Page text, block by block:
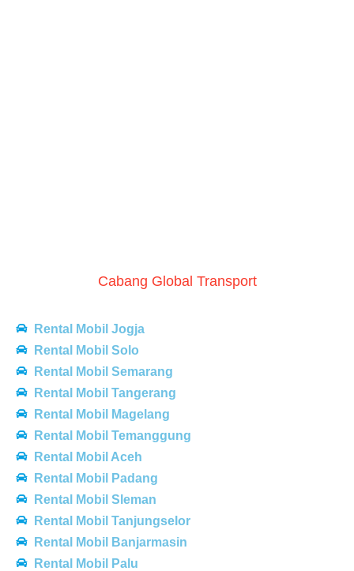
Cabang Global Transport
Rental Mobil Jogja
Rental Mobil Solo
Rental Mobil Semarang
Rental Mobil Tangerang
Rental Mobil Magelang
Rental Mobil Temanggung
Rental Mobil Aceh
Rental Mobil Padang
Rental Mobil Sleman
Rental Mobil Tanjungselor
Rental Mobil Banjarmasin
Rental Mobil Palu